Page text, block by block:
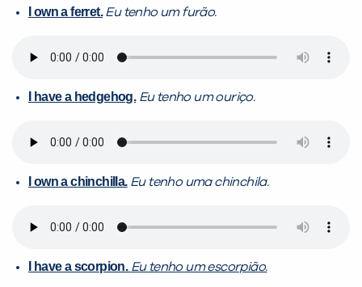
I own a ferret. Eu tenho um furão.
I have a hedgehog. Eu tenho um ouriço.
I own a chinchilla. Eu tenho uma chinchila.
I have a scorpion. Eu tenho um escorpião.